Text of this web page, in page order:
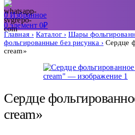
0Избранное
0элемент 0₽
Главная Каталог Шары
фольгированные без рисунка
Сердце
cream»
Сердце
cream»